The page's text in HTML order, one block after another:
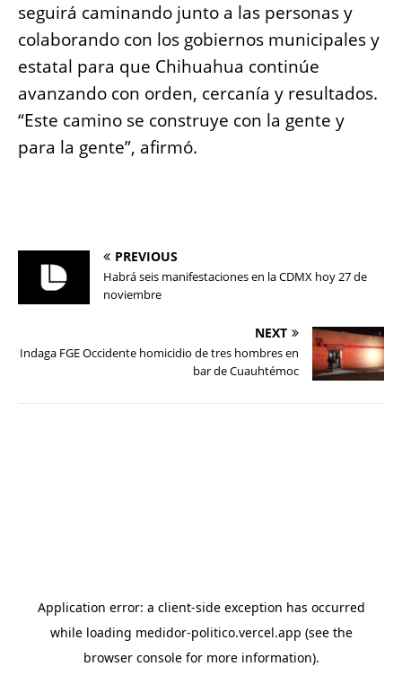
seguirá caminando junto a las personas y
colaborando con los gobiernos municipales y
estatal para que Chihuahua continúe
avanzando con orden, cercanía y resultados.
“Este camino se construye con la gente y
para la gente”, afirmó.
PREVIOUS
Habrá seis manifestaciones en la CDMX hoy 27 de
noviembre
NEXT
Indaga FGE Occidente homicidio de tres hombres en
bar de Cuauhtémoc